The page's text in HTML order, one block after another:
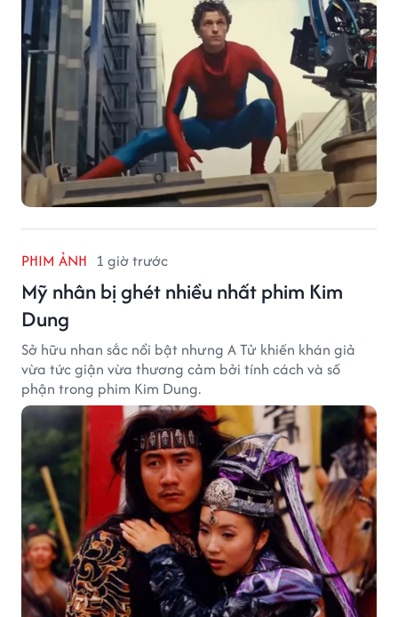
PHIM ẢNH 1 giờ trước
Mỹ nhân bị ghét nhiều nhất phim Kim
Dung
Sở hữu nhan sắc nổi bật nhưng A Tử khiến khán giả
vừa tức giận vừa thương cảm bởi tính cách và số
phận trong phim Kim Dung.